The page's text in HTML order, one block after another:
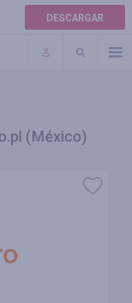
DESCARGAR
(México)